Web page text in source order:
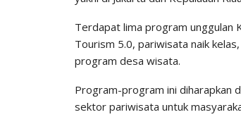
Terdapat lima program unggulan
Tourism 5.0, pariwisata naik
program desa wisata.
Program-program ini diharapkan
sektor pariwisata untuk